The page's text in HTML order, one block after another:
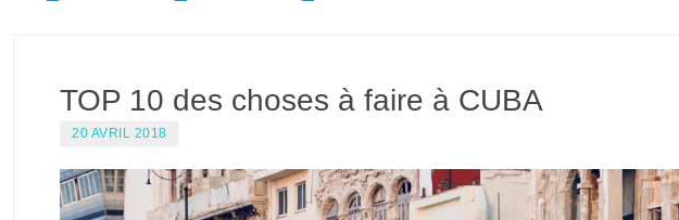
TOP 10 des choses à faire à CUBA
20 AVRIL 2018